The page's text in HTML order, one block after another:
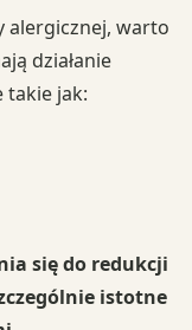
alergicznej, warto
działanie
takie jak:
się do redukcji
istotne